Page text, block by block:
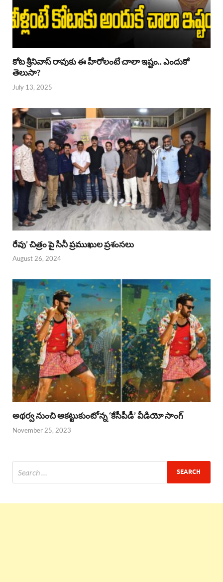
కోట శ్రీనివాస్ రావుకు ఈ హీరోలంటే చాలా ఇష్టం.. ఎందుకో
తెలుసా?
July 13, 2025
రేవు’ చిత్రం పై సినీ ప్రముఖుల ప్రశంసలు
August 26, 2024
అథర్వ నుంచి ఆకట్టుకుంటోన్న ‘కేసీపీడీ’ వీడియో సాంగ్
November 25, 2023